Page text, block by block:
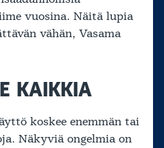
vuosina. Näitä lupia
vähän, Vasama
KAIKKIA
koskee enemmän tai
Näkyviä ongelmia on